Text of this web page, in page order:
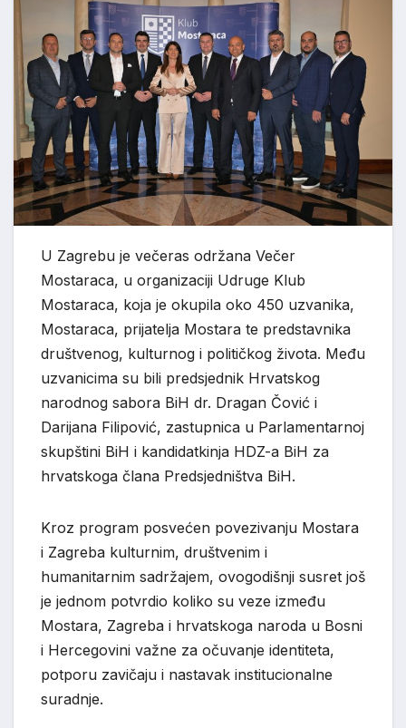
U Zagrebu je večeras održana Večer
Mostaraca, u organizaciji Udruge Klub
Mostaraca, koja je okupila oko 450 uzvanika,
Mostaraca, prijatelja Mostara te predstavnika
društvenog, kulturnog i političkog života. Među
uzvanicima su bili predsjednik Hrvatskog
narodnog sabora BiH dr. Dragan Čović i
Darijana Filipović, zastupnica u Parlamentarnoj
skupštini BiH i kandidatkinja HDZ-a BiH za
hrvatskoga člana Predsjedništva BiH.
Kroz program posvećen povezivanju Mostara
i Zagreba kulturnim, društvenim i
humanitarnim sadržajem, ovogodišnji susret još
je jednom potvrdio koliko su veze između
Mostara, Zagreba i hrvatskoga naroda u Bosni
i Hercegovini važne za očuvanje identiteta,
potporu zavičaju i nastavak institucionalne
suradnje.